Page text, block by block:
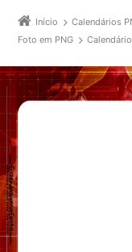
Início Calendários
Foto em PNG